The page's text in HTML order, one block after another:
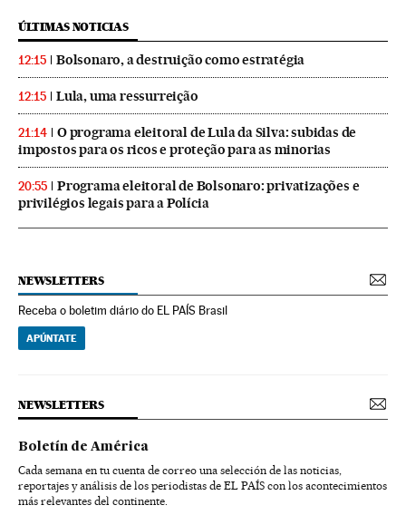
ÚLTIMAS NOTICIAS
12:15 Bolsonaro, a destruição como estratégia
12:15 Lula, uma ressurreição
21:14
O programa eleitoral de Lula da Silva: subidas de
impostos para os ricos e proteção para as minorias
20:55
Programa eleitoral de Bolsonaro: privatizações e
privilégios legais para a Polícia
NEWSLETTERS
Receba o boletim diário do EL PAÍS Brasil
APÚNTATE
NEWSLETTERS
Boletín de América
Cada semana en tu cuenta de correo una selección de las noticias,
reportajes y análisis de los periodistas de EL PAÍS con los acontecimientos
más relevantes del continente.